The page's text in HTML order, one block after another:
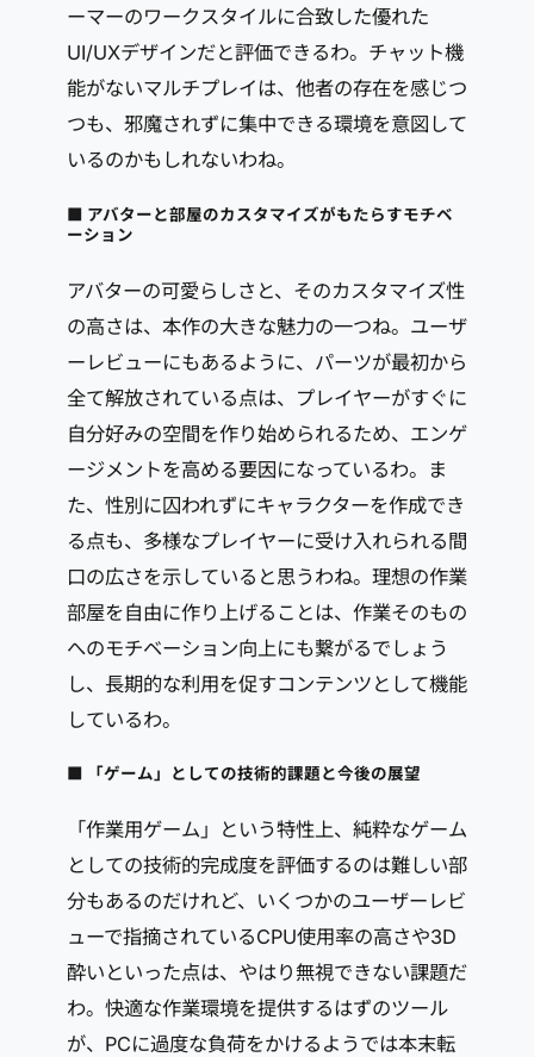
ーマーのワークスタイルに合致した優れた
UI/UXデザインだと評価できるわ。チャット機
能がないマルチプレイは、他者の存在を感じつ
つも、邪魔されずに集中できる環境を意図して
いるのかもしれないわね。
■ アバターと部屋のカスタマイズがもたらすモチベ
ーション
アバターの可愛らしさと、そのカスタマイズ性
の高さは、本作の大きな魅力の一つね。ユーザ
ーレビューにもあるように、パーツが最初から
全て解放されている点は、プレイヤーがすぐに
自分好みの空間を作り始められるため、エンゲ
ージメントを高める要因になっているわ。ま
た、性別に囚われずにキャラクターを作成でき
る点も、多様なプレイヤーに受け入れられる間
口の広さを示していると思うわね。理想の作業
部屋を自由に作り上げることは、作業そのもの
へのモチベーション向上にも繋がるでしょう
し、長期的な利用を促すコンテンツとして機能
しているわ。
■ 「ゲーム」としての技術的課題と今後の展望
「作業用ゲーム」という特性上、純粋なゲーム
としての技術的完成度を評価するのは難しい部
分もあるのだけれど、いくつかのユーザーレビ
ューで指摘されているCPU使用率の高さや3D
酔いといった点は、やはり無視できない課題だ
わ。快適な作業環境を提供するはずのツール
が、PCに過度な負荷をかけるようでは本末転